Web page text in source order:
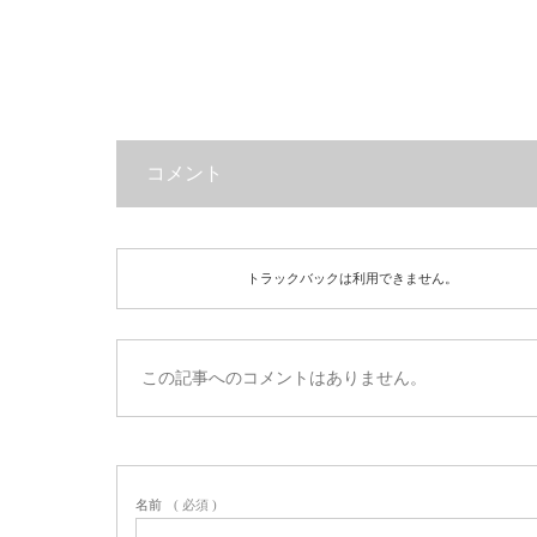
コメント
トラックバックは利用できません。
この記事へのコメントはありません。
名前 ( 必須 )